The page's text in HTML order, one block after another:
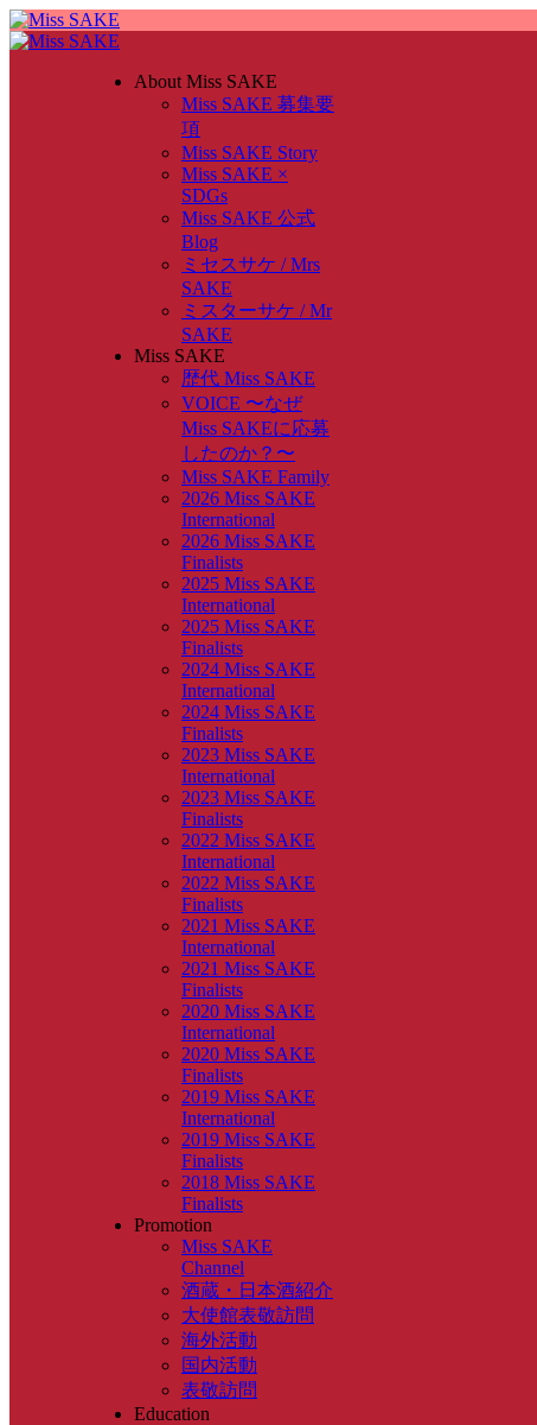
About Miss SAKE
Miss SAKE 募集要
項
Miss SAKE Story
Miss SAKE ×
SDGs
Miss SAKE 公式
Blog
ミセスサケ / Mrs
SAKE
ミスターサケ / Mr
SAKE
Miss SAKE
歴代 Miss SAKE
VOICE 〜なぜ
Miss SAKEに応募
したのか？〜
Miss SAKE Family
2026 Miss SAKE
International
2026 Miss SAKE
Finalists
2025 Miss SAKE
International
2025 Miss SAKE
Finalists
2024 Miss SAKE
International
2024 Miss SAKE
Finalists
2023 Miss SAKE
International
2023 Miss SAKE
Finalists
2022 Miss SAKE
International
2022 Miss SAKE
Finalists
2021 Miss SAKE
International
2021 Miss SAKE
Finalists
2020 Miss SAKE
International
2020 Miss SAKE
Finalists
2019 Miss SAKE
International
2019 Miss SAKE
Finalists
2018 Miss SAKE
Finalists
Promotion
Miss SAKE
Channel
酒蔵・日本酒紹介
大使館表敬訪問
海外活動
国内活動
表敬訪問
Education